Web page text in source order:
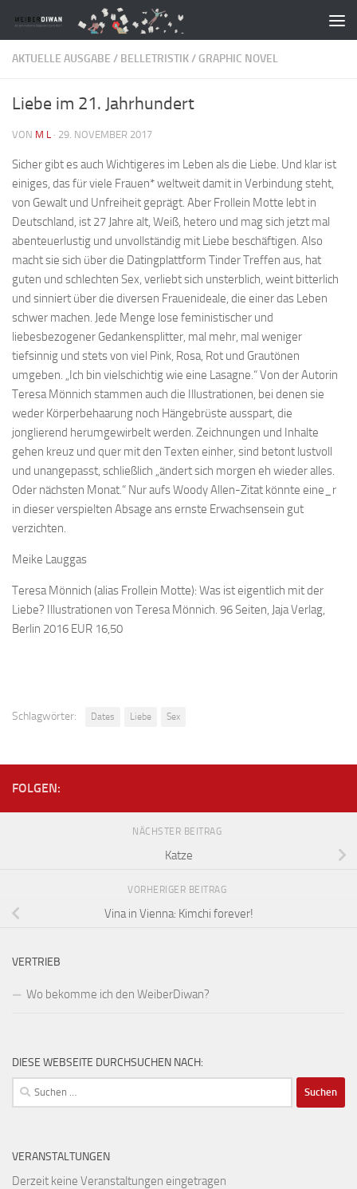
Zum Inhalt springen
AKTUELLE AUSGABE / BELLETRISTIK/ GRAPHIC NOVEL
Liebe im 21. Jahrhundert
VON M L · 29. NOVEMBER 2017
Sicher gibt es auch Wichtigeres im Leben als die Liebe. Und klar ist
einiges, das für viele Frauen* weltweit damit in Verbindung steht,
von Gewalt und Unfreiheit geprägt. Aber Frollein Motte lebt in
Deutschland, ist 27 Jahre alt, Weiß, hetero und mag sich jetzt mal
abenteuerlustig und unvollständig mit Liebe beschäftigen. Also
macht sie sich über die Datingplattform Tinder Treffen aus, hat
guten und schlechten Sex, verliebt sich unsterblich, weint bitterlich
und sinniert über die diversen Frauenideale, die einer das Leben
schwer machen. Jede Menge lose feministischer und
liebesbezogener Gedankensplitter, mal mehr, mal weniger
tiefsinnig und stets von viel Pink, Rosa, Rot und Grautönen
umgeben. „Ich bin vielschichtig wie eine Lasagne.“ Von der Autorin
Teresa Mönnich stammen auch die Illustrationen, bei denen sie
weder Körperbehaarung noch Hängebrüste ausspart, die
jonglierend herumgewirbelt werden. Zeichnungen und Inhalte
gehen kreuz und quer mit den Texten einher, sind betont lustvoll
und unangepasst, schließlich „ändert sich morgen eh wieder alles.
Oder nächsten Monat.“ Nur aufs Woody Allen-Zitat könnte eine_r
in dieser verspielten Absage ans ernste Erwachsensein gut
verzichten.
Meike Lauggas
Teresa Mönnich (alias Frollein Motte): Was ist eigentlich mit der
Liebe? Illustrationen von Teresa Mönnich. 96 Seiten, Jaja Verlag,
Berlin 2016 EUR 16,50
Schlagwörter: Dates Liebe Sex
FOLGEN:
NÄCHSTER BEITRAG
Katze
VORHERIGER BEITRAG
Vina in Vienna: Kimchi forever!
VERTRIEB
Wo bekomme ich den WeiberDiwan?
DIESE WEBSEITE DURCHSUCHEN NACH:
Suchen
nach:
VERANSTALTUNGEN
Derzeit keine Veranstaltungen eingetragen